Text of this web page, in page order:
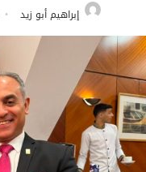
إبراهيم أبو زيد